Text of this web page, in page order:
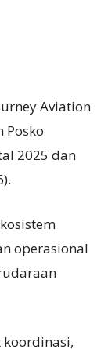
Aviation
Posko
2025 dan
operasional
koordinasi,